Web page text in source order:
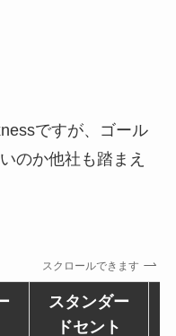
ですが、ゴール
のか他社も踏まえ
スクロールできます
スタンダー
ドセント